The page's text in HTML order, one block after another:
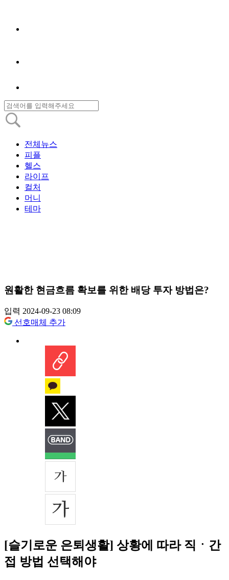
전체뉴스
피플
헬스
라이프
컬처
머니
테마
원활한 현금흐름 확보를 위한 배당 투자 방법은?
입력 2024-09-23 08:09
선호매체 추가
[슬기로운 은퇴생활] 상황에 따라 직ㆍ간
접 방법 선택해야